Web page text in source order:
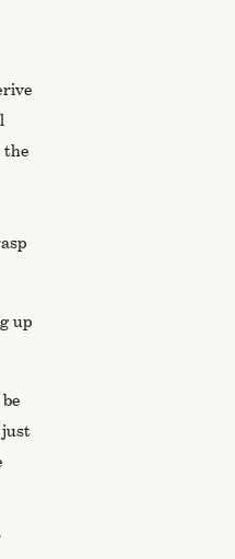
the
up
just